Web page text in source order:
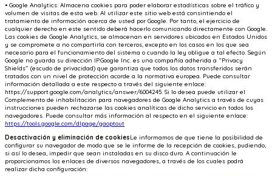
• Google Analytics: Almacena cookies para poder elaborar estadísticas sobre el tráfico y
volumen de visitas de esta web. Al utilizar este sitio web está consintiendo el
tratamiento de información acerca de usted por Google. Por tanto, el ejercicio de
cualquier derecho en este sentido deberá hacerlo comunicando directamente con Google.
Las cookies de Google Analytics, se almacenan en servidores ubicados en Estados Unidos
y se compromete a no compartirla con terceros, excepto en los casos en los que sea
necesario para el funcionamiento del sistema o cuando la ley obligue a tal efecto. Según
Google no guarda su dirección IP.Google Inc. es una compañía adherida a “Privacy
Shields” (escudo de privacidad) que garantiza que todos los datos transferidos serán
tratados con un nivel de protección acorde a la normativa europea. Puede consultar
información detallada a este respecto a través del siguiente enlace:
https://support.google.com/analytics/answer/6004245. Si lo desea puede utilizar el
Complemento de inhabilitación para navegadores de Google Analytics a través de cuyas
instrucciones pueden rechazarse las cookies analíticas de dicho servicio en todos los
navegadores. Puede consultar más información al respecto en el siguiente enlace:
https://tools.google.com/dlpage/gaoptout
Desactivación y eliminación de cookiesLe informamos de que tiene la posibilidad de
configurar su navegador de modo que se le informe de la recepción de cookies, pudiendo,
si así lo desea, impedir que sean instaladas en su disco duro. A continuación le
proporcionamos los enlaces de diversos navegadores, a través de los cuales podrá
realizar dicha configuración: